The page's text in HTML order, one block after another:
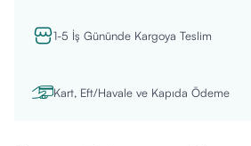
1-5 İş Gününde Kargoya Teslim
Kart, Eft/Havale ve Kapıda Ödeme